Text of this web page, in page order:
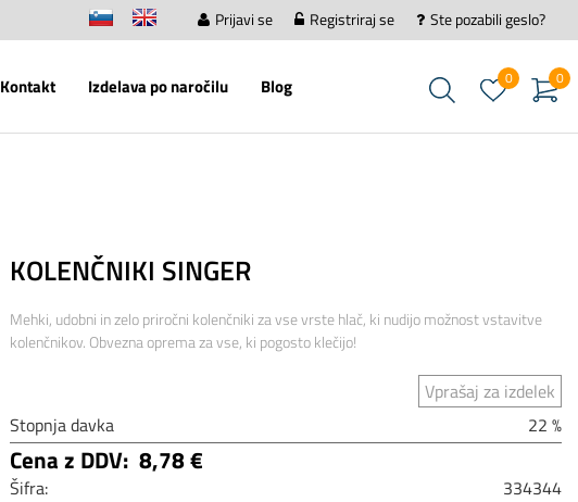
Prijavi se Registriraj se Ste pozabili geslo?
Kontakt Izdelava po naročilu Blog 0
0
KOLENČNIKI SINGER
Mehki, udobni in zelo priročni kolenčniki za vse vrste hlač, ki nudijo možnost vstavitve
kolenčnikov. Obvezna oprema za vse, ki pogosto klečijo!
Vprašaj za izdelek
Stopnja davka
22 %
Cena z DDV: 8,78 €
Šifra: 334344